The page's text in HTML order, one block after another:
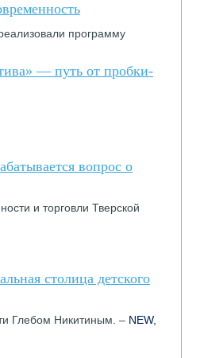
программу
— путь от пробки-
вопрос о
и торговли Тверской
столица детского
Глебом Никитиным. – NEW,